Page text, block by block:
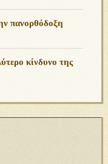
πανορθόδοξη
κίνδυνο της